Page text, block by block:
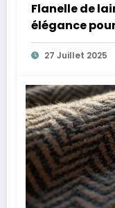
Flanelle de
élégance
27 Juillet 2025